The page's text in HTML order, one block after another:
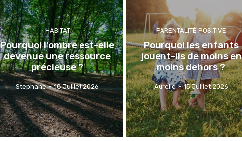
HABITAT
Pourquoi l’ombre est-elle
devenue une ressource
précieuse ?
Stephane - 18 Juillet 2026
PARENTALITÉ POSITIVE
Pourquoi les enfants
jouent-ils de moins en
moins dehors ?
Aurelie - 15 Juillet 2026